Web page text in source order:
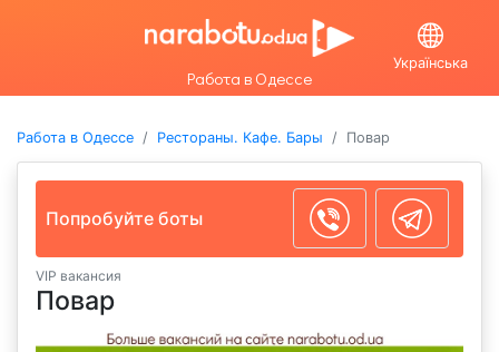
Работа в Одессе
Українська
Работа в Одессе Рестораны. Кафе. Бары Повар
Попробуйте боты
VIP вакансия
Повар